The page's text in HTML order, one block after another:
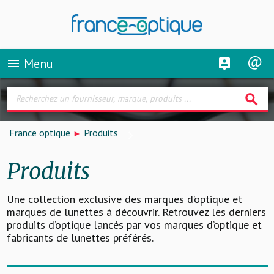
menu Menu
search
France optique Produits
Produits
Une collection exclusive des marques d’optique et
marques de lunettes à découvrir. Retrouvez les derniers
produits d’optique lancés par vos marques d’optique et
fabricants de lunettes préférés.